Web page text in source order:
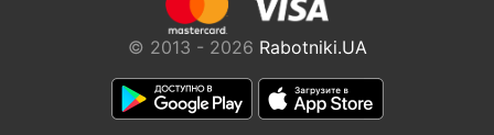
© 2013 - 2026 Rabotniki.UA